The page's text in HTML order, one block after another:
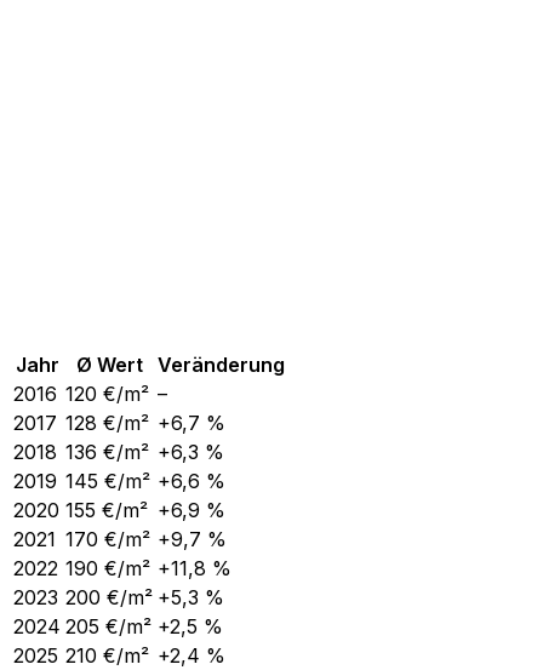
Jahr Ø Wert
Veränderung
2016 120 €/m² –
2017 128 €/m² +6,7 %
2018 136 €/m² +6,3 %
2019 145 €/m² +6,6 %
2020 155 €/m² +6,9 %
2021 170 €/m² +9,7 %
2022 190 €/m² +11,8 %
2023 200 €/m² +5,3 %
2024 205 €/m² +2,5 %
2025 210 €/m² +2,4 %